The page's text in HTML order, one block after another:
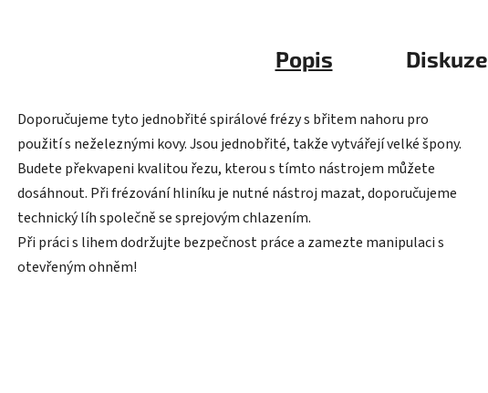
Popis Diskuze
Doporučujeme tyto jednobřité spirálové frézy s břitem nahoru pro
použití s neželeznými kovy. Jsou jednobřité, takže vytvářejí velké špony.
Budete překvapeni kvalitou řezu, kterou s tímto nástrojem můžete
dosáhnout. Při frézování hliníku je nutné nástroj mazat, doporučujeme
technický líh společně se sprejovým chlazením.
Při práci s lihem dodržujte bezpečnost práce a zamezte manipulaci s
otevřeným ohněm!